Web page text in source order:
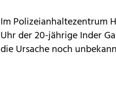
Im Polizeianhaltezentrum
Uhr der 20-jährige Inder
die Ursache noch